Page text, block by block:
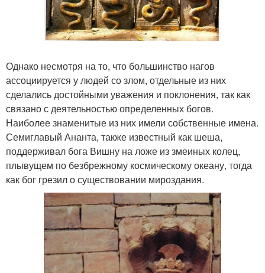
Однако несмотря на то, что большинство нагов
ассоциируется у людей со злом, отдельные из них
сделались достойными уважения и поклонения, так как
связано с деятельностью определенных богов.
Наиболее знаменитые из них имели собственные имена.
Семиглавый Ананта, также известный как шеша,
поддерживал бога Вишну на ложе из змеиных колец,
плывущем по безбрежному космическому океану, тогда
как бог грезил о существовании мироздания.